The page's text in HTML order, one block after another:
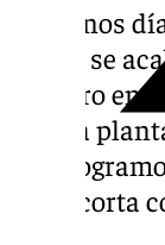
Solo unos
donde se
y cuatro
de una
20
arma corta